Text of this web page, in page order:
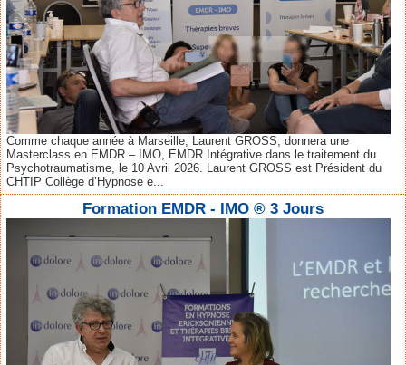
Comme chaque année à Marseille, Laurent GROSS, donnera une
Masterclass en EMDR – IMO, EMDR Intégrative dans le traitement du
Psychotraumatisme, le 10 Avril 2026. Laurent GROSS est Président du
CHTIP Collège d’Hypnose e...
Formation EMDR - IMO ® 3 Jours